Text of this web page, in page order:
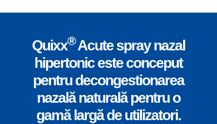
Quixx®Acute spray nazal
hipertonic este conceput
pentru decongestionarea
nazală naturală pentru o
gamă largă de utilizatori.